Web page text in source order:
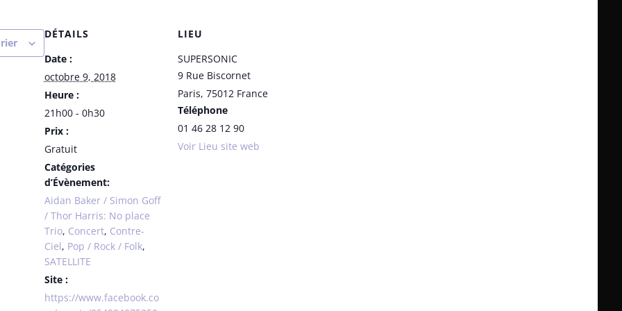
DÉTAILS
Date :
octobre 9, 2018
Heure :
21h00 - 0h30
Prix :
Gratuit
Catégories
d’Évènement:
Aidan Baker / Simon Goff
/ Thor Harris: No place
Trio, Concert, Contre-
Ciel, Pop / Rock / Folk,
SATELLITE
Site :
https://www.facebook.co
LIEU
SUPERSONIC
9 Rue Biscornet
Paris, 75012 France
Téléphone
01 46 28 12 90
Voir Lieu site web